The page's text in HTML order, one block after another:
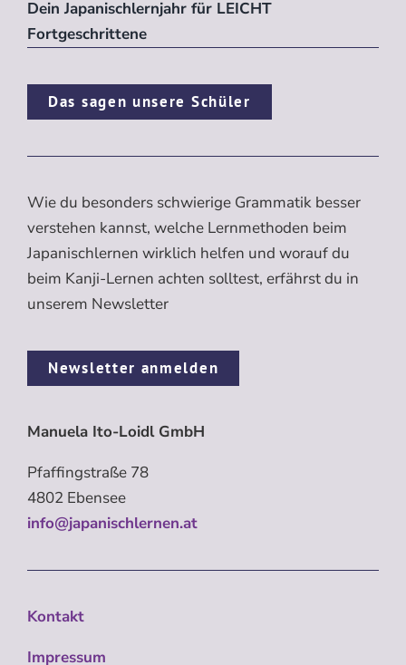
Dein Japanischlernjahr für LEICHT
Fortgeschrittene
Das sagen unsere Schüler
Wie du besonders schwierige Grammatik besser
verstehen kannst, welche Lernmethoden beim
Japanischlernen wirklich helfen und worauf du
beim Kanji-Lernen achten solltest, erfährst du in
unserem Newsletter
Newsletter anmelden
Manuela Ito-Loidl GmbH
Pfaffingstraße 78
4802 Ebensee
info@japanischlernen.at
Kontakt
Impressum